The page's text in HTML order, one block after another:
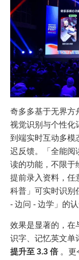
奇多多基于无界方
视觉识别与个性化
到端实时互动多模
迟反馈。「全能阅
读的功能，不限于
提前录入资料，任
科普」可实时识别
- 边问 - 边学」的认
效果是显著的，在
识字、记忆英文单
提升至 3.3 倍 。更